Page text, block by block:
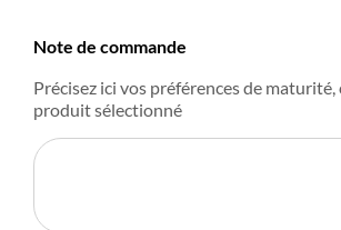
Note de commande
Précisez ici vos préférences de maturité,
produit sélectionné